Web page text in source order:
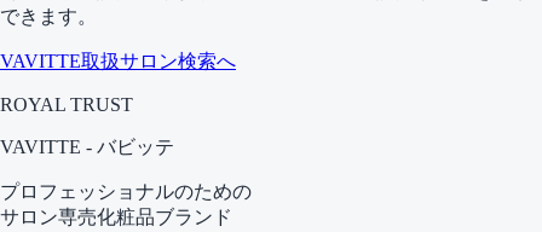
できます。
VAVITTE取扱サロン検索へ
ROYAL TRUST
VAVITTE - バビッテ
プロフェッショナルのための
サロン専売化粧品ブランド